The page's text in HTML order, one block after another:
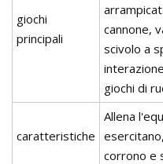
giochi
principali
cannone,
scivolo a
giochi di
caratteristiche
Allena
corrono e